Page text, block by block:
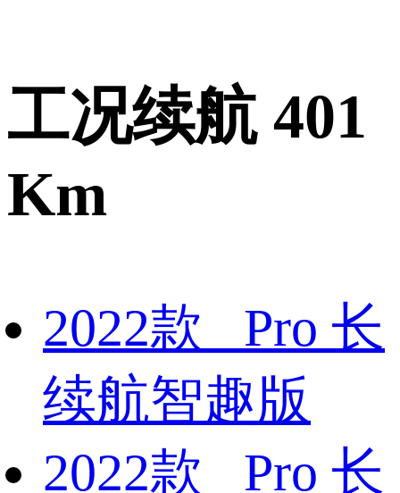
工况续航 401
Km
2022款 Pro 长
续航智趣版
2022款 Pro 长